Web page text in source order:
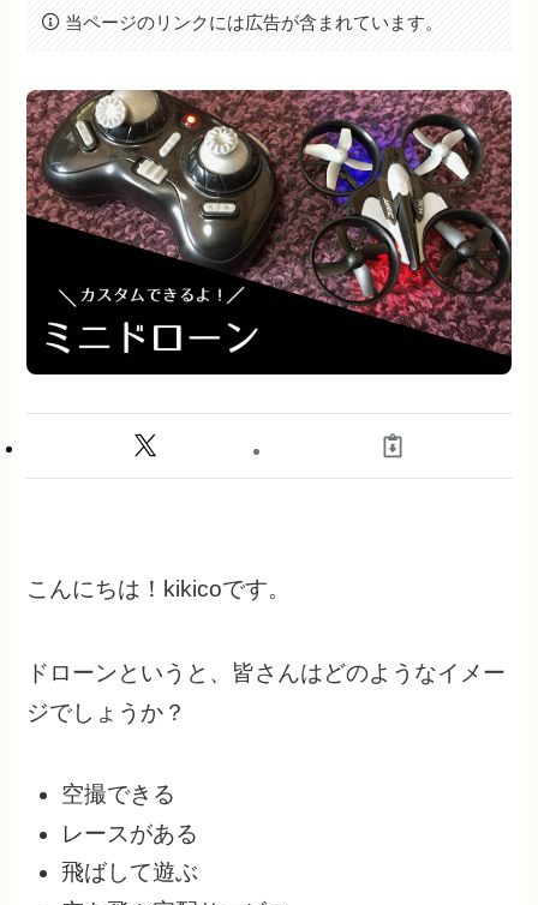
当ページのリンクには広告が含まれています。
こんにちは！kikicoです。
ドローンというと、皆さんはどのようなイメー
ジでしょうか？
空撮できる
レースがある
飛ばして遊ぶ